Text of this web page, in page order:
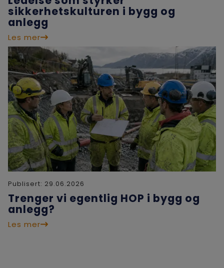
sikkerhetskulturen i bygg og
anlegg
Les mer
Publisert: 29.06.2026
Trenger vi egentlig HOP i bygg og
anlegg?
Les mer